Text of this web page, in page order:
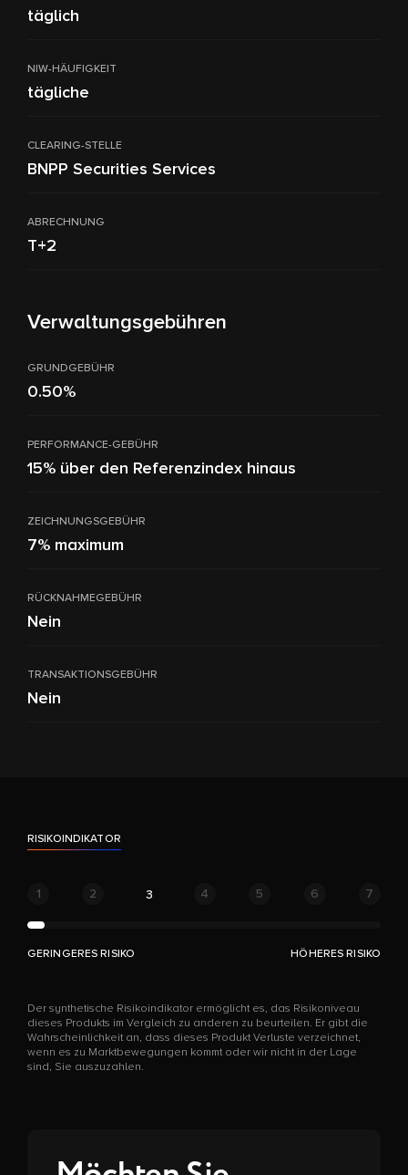
täglich
NIW-HÄUFIGKEIT
tägliche
CLEARING-STELLE
BNPP Securities Services
ABRECHNUNG
T+2
Verwaltungsgebühren
GRUNDGEBÜHR
0.50%
PERFORMANCE-GEBÜHR
15% über den Referenzindex hinaus
ZEICHNUNGSGEBÜHR
7% maximum
RÜCKNAHMEGEBÜHR
Nein
TRANSAKTIONSGEBÜHR
Nein
RISIKOINDIKATOR
1 2 3 4 5 6 7
GERINGERES RISIKO HÖHERES RISIKO
Der synthetische Risikoindikator ermöglicht es, das Risikoniveau
dieses Produkts im Vergleich zu anderen zu beurteilen. Er gibt die
Wahrscheinlichkeit an, dass dieses Produkt Verluste verzeichnet,
wenn es zu Marktbewegungen kommt oder wir nicht in der Lage
sind, Sie auszuzahlen.